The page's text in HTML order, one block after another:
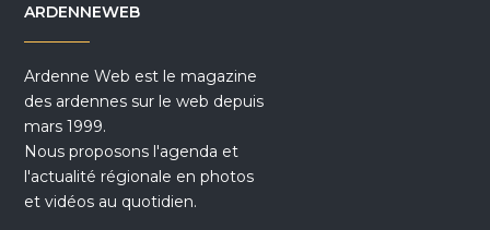
ARDENNEWEB
Ardenne Web est le magazine
des ardennes sur le web depuis
mars 1999.
Nous proposons l'agenda et
l'actualité régionale en photos
et vidéos au quotidien.